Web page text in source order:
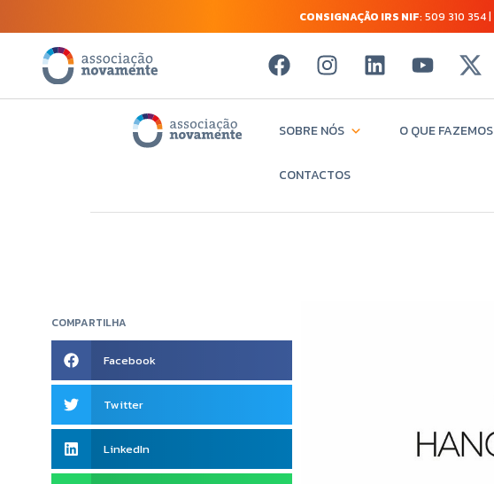
CONSIGNAÇÃO IRS NIF: 509 310 354 |
SOBRE NÓS O QUE FAZEMOS
CONTACTOS
COMPARTILHA
Facebook
Twitter
LinkedIn